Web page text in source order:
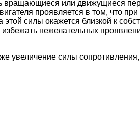
или движущиеся
проявляется в том, что
силы окажется близкой к
нежелательных
силы